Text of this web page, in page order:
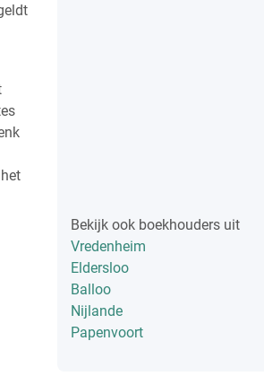
Bekijk ook boekhouders uit
Vredenheim
Eldersloo
Balloo
Nijlande
Papenvoort